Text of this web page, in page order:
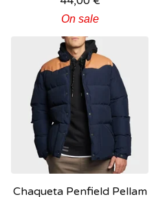
On sale
Chaqueta Penfield Pellam